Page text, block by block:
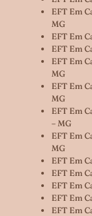
EFT Em
MG
EFT Em
EFT Em
EFT Em
MG
EFT Em
MG
EFT Em
– MG
EFT Em
MG
EFT Em
EFT Em
EFT Em
EFT Em
EFT Em